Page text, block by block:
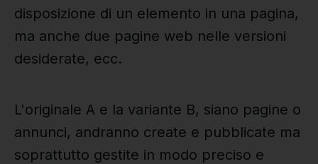
disposizione di un elemento in una pagina,
ma anche due pagine web nelle versioni
desiderate, ecc.
L'originale A e la variante B, siano pagine o
annunci, andranno create e pubblicate ma
soprattutto gestite in modo preciso e